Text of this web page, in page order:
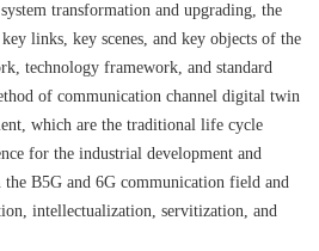
transformation and upgrading, the
links, key scenes, and key objects of the
technology framework, and standard
of communication channel digital twin
which are the traditional life cycle
for the industrial development and
B5G and 6G communication field and
intellectualization, servitization, and